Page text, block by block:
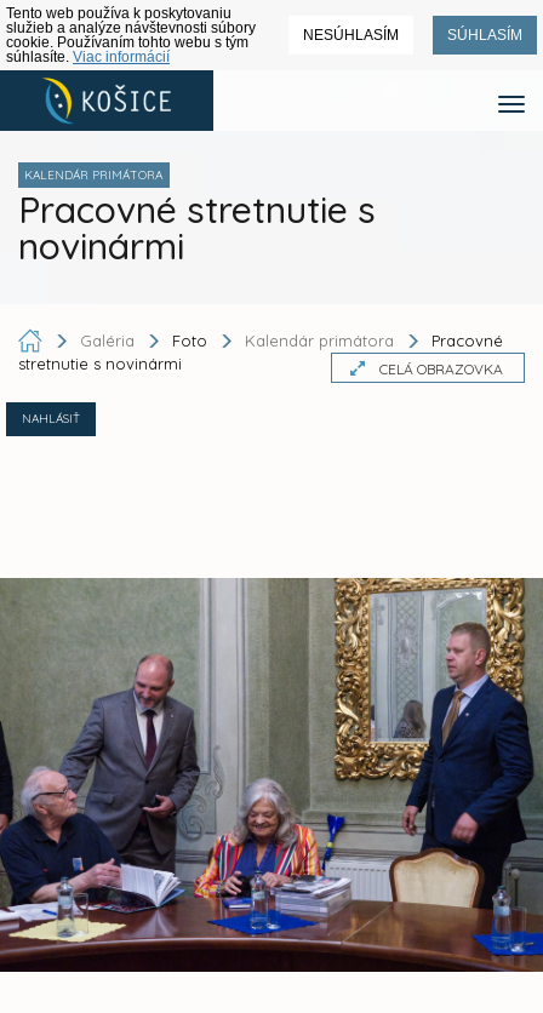
Tento web používa k poskytovaniu
služieb a analýze návštevnosti súbory
cookie. Používaním tohto webu s tým
súhlasíte. Viac informácií
NESÚHLASÍM SÚHLASÍM
KALENDÁR PRIMÁTORA
Pracovné stretnutie s
novinármi
Galéria Foto Kalendár primátora
Pracovné
stretnutie s novinármi
CELÁ OBRAZOVKA
NAHLÁSIŤ